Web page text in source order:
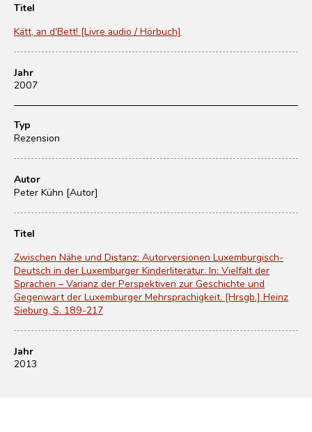
Titel
Kätt, an d'Bett! [Livre audio / Hörbuch]
Jahr
2007
Typ
Rezension
Autor
Peter Kühn [Autor]
Titel
Zwischen Nähe und Distanz: Autorversionen Luxemburgisch-
Deutsch in der Luxemburger Kinderliteratur. In: Vielfalt der
Sprachen – Varianz der Perspektiven zur Geschichte und
Gegenwart der Luxemburger Mehrsprachigkeit. [Hrsgb.] Heinz
Sieburg, S. 189-217
Jahr
2013